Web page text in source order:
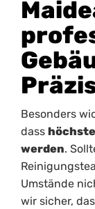
Besonders
dass
werden.
Umstände
wir sicher,